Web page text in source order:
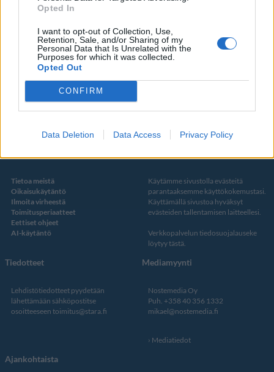
Opted In
I want to opt-out of Collection, Use,
Retention, Sale, and/or Sharing of my
Personal Data that Is Unrelated with the
Purposes for which it was collected.
Opted Out
CONFIRM
Data Deletion Data Access Privacy Policy
Some
YouTube
Twitter
Tietoa meistä
Oikaisukäytäntö
Ilmoita virheestä
Toimitusperiaatteet
Eettiset ohjeet
AI-käytäntö
Käytämme sivustolla evästeitä
parantaaksemme käyttökokemustasi.
Käyttämällä sivustoa hyväksyt
evästeiden tallentamisen laitteellesi.
Verkkopalvelun tiedosuojalauseke
löytyy tästä
Tiedotteet
Lehdistötiedotteet pyydetään
lähettämään sähköpostitse
osoitteeseen toimitus@stara.fi
Mediamyynti
Nostemedia Oy
Puh. +358 40 356 1332
mikael@nostemedia.fi
Mediatiedot
Ajankohtaista